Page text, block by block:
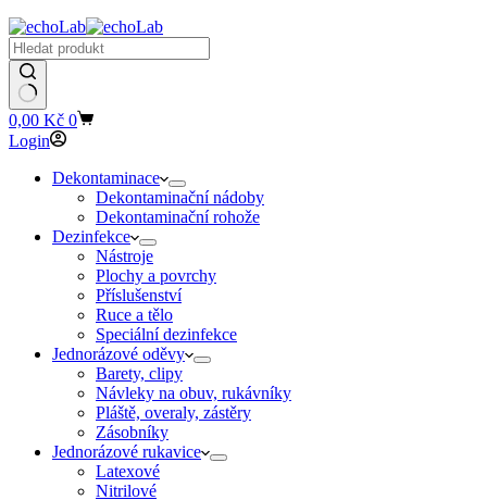
Shopping
cart
0,00 Kč 0
Login
Dekontaminace
Dekontaminační nádoby
Dekontaminační rohože
Dezinfekce
Nástroje
Plochy a povrchy
Příslušenství
Ruce a tělo
Speciální dezinfekce
Jednorázové oděvy
Barety, clipy
Návleky na obuv, rukávníky
Pláště, overaly, zástěry
Zásobníky
Jednorázové rukavice
Latexové
Nitrilové